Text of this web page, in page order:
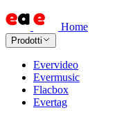
Home
Prodotti
Evervideo
Evermusic
Flacbox
Evertag